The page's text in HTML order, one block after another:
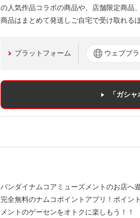
の人気作品コラボの商品や、店舗限定商品
商品はまとめて発送しご自宅で受け取れる
プラットフォーム ウェブブ
「ガシ
バンダイナムコアミューズメントのお店へ
完全無料のナムコポイントアプリ！ポイン
メントのゲーセンをオトクに楽しもう！！